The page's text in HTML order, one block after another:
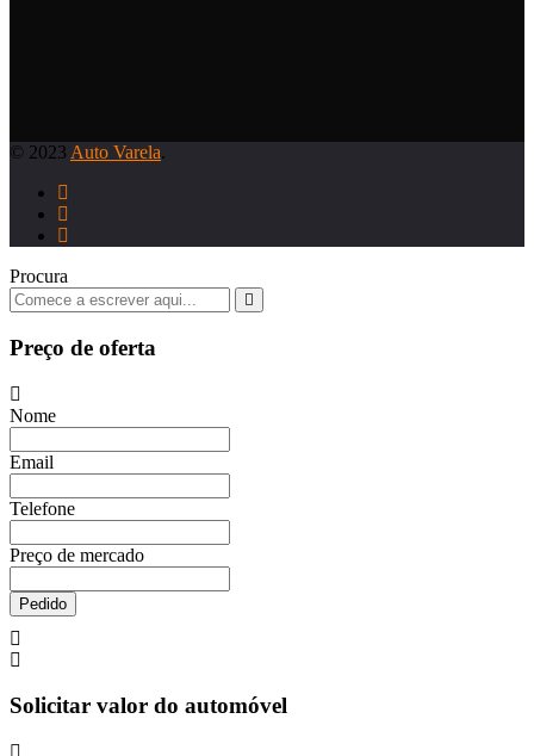
© 2023 Auto Varela.
Procura
Preço de oferta
Nome
Email
Telefone
Preço de mercado
Pedido
Solicitar valor do automóvel